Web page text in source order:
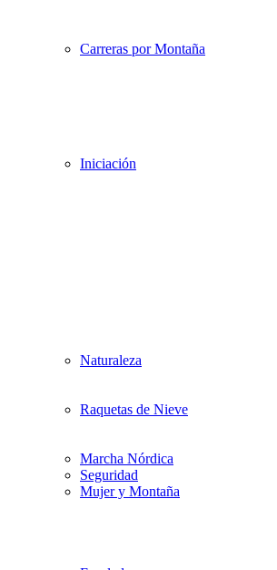
Carreras por Montaña
Iniciación
Naturaleza
Raquetas de Nieve
Marcha Nórdica
Seguridad
Mujer y Montaña